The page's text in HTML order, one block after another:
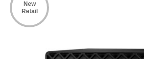
New
Retail